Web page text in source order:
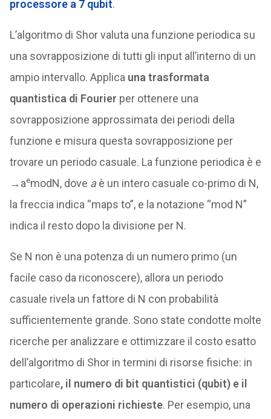
processore a 7 qubit.
L’algoritmo di Shor valuta una funzione periodica su
una sovrapposizione di tutti gli input all’interno di un
ampio intervallo. Applica una trasformata
quantistica di Fourier per ottenere una
sovrapposizione approssimata dei periodi della
funzione e misura questa sovrapposizione per
trovare un periodo casuale. La funzione periodica è e
→aemodN, dove aè un intero casuale co-primo di N,
la freccia indica “maps to”, e la notazione “mod N”
indica il resto dopo la divisione per N.
Se N non è una potenza di un numero primo (un
facile caso da riconoscere), allora un periodo
casuale rivela un fattore di N con probabilità
sufficientemente grande. Sono state condotte molte
ricerche per analizzare e ottimizzare il costo esatto
dell’algoritmo di Shor in termini di risorse fisiche: in
particolare, il numero di bit quantistici (qubit) e il
numero di operazioni richieste. Per esempio, una